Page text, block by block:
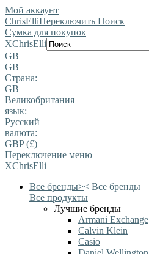
Мой аккаунт
ChrisElliПереключить Поиск
Сумка для покупок
XChrisElli
GB
GB
Страна:
GB
Великобритания
язык:
Pусский
валюта:
GBP (£)
Переключение меню
XChrisElli
Все бренды>< Все бренды
Все продукты
Лучшие бренды
Armani Exchange
Calvin Klein
Casio